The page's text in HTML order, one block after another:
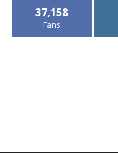
37,158
Fans